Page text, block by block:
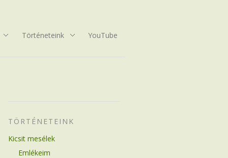
Történeteink YouTube
TÖRTÉNETEINK
Kicsit mesélek
Emlékeim